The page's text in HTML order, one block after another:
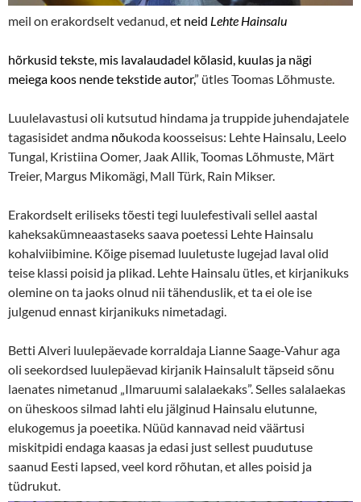
meil on erakordselt vedanud, et neid Lehte Hainsalu
hõrkusid tekste, mis lavalaudadel kõlasid, kuulas ja nägi
meiega koos nende tekstide autor,” ütles Toomas Lõhmuste.
Luulelavastusi oli kutsutud hindama ja truppide juhendajatele
tagasisidet andma nõukoda koosseisus: Lehte Hainsalu, Leelo
Tungal, Kristiina Oomer, Jaak Allik, Toomas Lõhmuste, Märt
Treier, Margus Mikomägi, Mall Türk, Rain Mikser.
Erakordselt eriliseks tõesti tegi luulefestivali sellel aastal
kaheksakümneaastaseks saava poetessi Lehte Hainsalu
kohalviibimine. Kõige pisemad luuletuste lugejad laval olid
teise klassi poisid ja plikad. Lehte Hainsalu ütles, et kirjanikuks
olemine on ta jaoks olnud nii tähenduslik, et ta ei ole ise
julgenud ennast kirjanikuks nimetadagi.
Betti Alveri luulepäevade korraldaja Lianne Saage-Vahur aga
oli seekordsed luulepäevad kirjanik Hainsalult täpseid sõnu
laenates nimetanud „Ilmaruumi salalaekaks”. Selles salalaekas
on üheskoos silmad lahti elu jälginud Hainsalu elutunne,
elukogemus ja poeetika. Nüüd kannavad neid väärtusi
miskitpidi endaga kaasas ja edasi just sellest puudutuse
saanud Eesti lapsed, veel kord rõhutan, et alles poisid ja
tüdrukut.